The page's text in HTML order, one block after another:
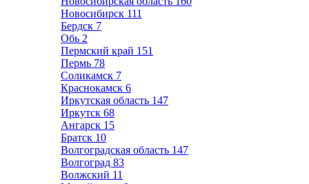
Новосибирск 111
Бердск 7
Обь 2
Пермский край 151
Пермь 78
Соликамск 7
Краснокамск 6
Иркутская область 147
Иркутск 68
Ангарск 15
Братск 10
Волгоградская область 147
Волгоград 83
Волжский 11